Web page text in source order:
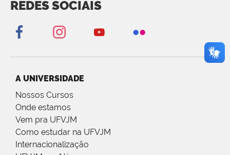
REDES SOCIAIS
A UNIVERSIDADE
Nossos Cursos
Onde estamos
Vem pra UFVJM
Como estudar na UFVJM
Internacionalização